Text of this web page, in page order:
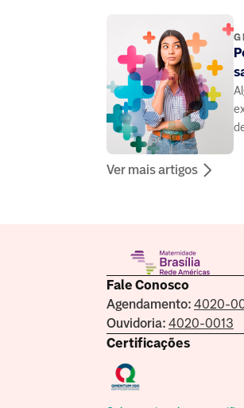
Ver mais artigos
Fale Conosco
Agendamento: 4020-
Ouvidoria: 4020-0013
Certificações